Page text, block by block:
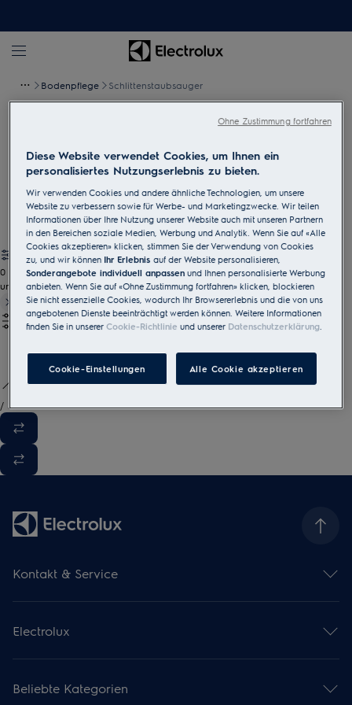
Bodenpflege Schlittenstaubsauger
Ob täglicher Schmutz oder grössere Verschmutzungen – die
Staubsauger mit Beutel von Electrolux sorgen dank starker
Saugleistung für eine gründliche Reinigung.
0
undefined
/ 3
Kontakt & Service
Serviceübersicht
Reparaturservice
Garantieverlängerung
Pflegeservice
Electrolux
Kataloge & Broschüren
Über uns
Beliebte Kategorien
Diese Website verwendet Cookies, um Ihnen ein
personalisiertes Nutzungserlebnis zu bieten.
Wir verwenden Cookies und andere ähnliche Technologien, um unsere
Website zu verbessern sowie für Werbe- und Marketingzwecke. Wir teilen
Informationen über Ihre Nutzung unserer Website auch mit unseren Partnern
in den Bereichen soziale Medien, Werbung und Analytik. Wenn Sie auf «Alle
Cookies akzeptieren» klicken, stimmen Sie der Verwendung von Cookies
zu, und wir können Ihr Erlebnisauf der Website personalisieren,
Sonderangebote individuell anpassen und Ihnen personalisierte Werbung
anbieten. Wenn Sie auf «Ohne Zustimmung fortfahren» klicken, blockieren
Sie nicht essenzielle Cookies, wodurch Ihr Browsererlebnis und die von uns
angebotenen Dienste beeinträchtigt werden können. Weitere Informationen
finden Sie in unsererCookie-Richtlinie und unserer Datenschutzerklärung
Cookie-Einstellungen Alle Cookie akzeptieren
Ohne Zustimmung fortfahren